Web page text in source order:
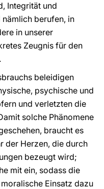
Integrität und
berufen, in
in unserer
Zeugnis für den
beleidigen
psychische und
und verletzten die
solche Phänomene
braucht es
der Herzen, die durch
bezeugt wird;
mit ein, sodass die
Einsatz dazu